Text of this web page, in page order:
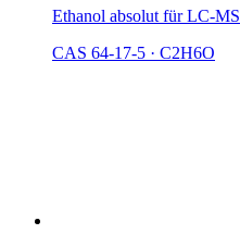
Ethanol absolut für LC-MS
CAS 64-17-5 · C2H6O